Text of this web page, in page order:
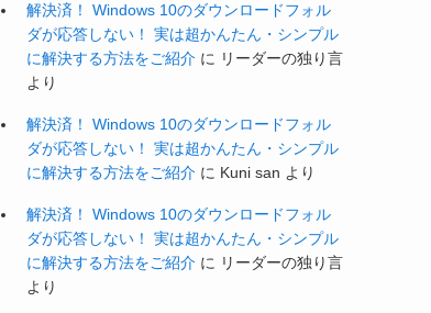
解決済！ Windows 10のダウンロードフォル
ダが応答しない！ 実は超かんたん・シンプル
に解決する方法をご紹介 に リーダーの独り言
より
解決済！ Windows 10のダウンロードフォル
ダが応答しない！ 実は超かんたん・シンプル
に解決する方法をご紹介 に Kuni san より
解決済！ Windows 10のダウンロードフォル
ダが応答しない！ 実は超かんたん・シンプル
に解決する方法をご紹介 に リーダーの独り言
より